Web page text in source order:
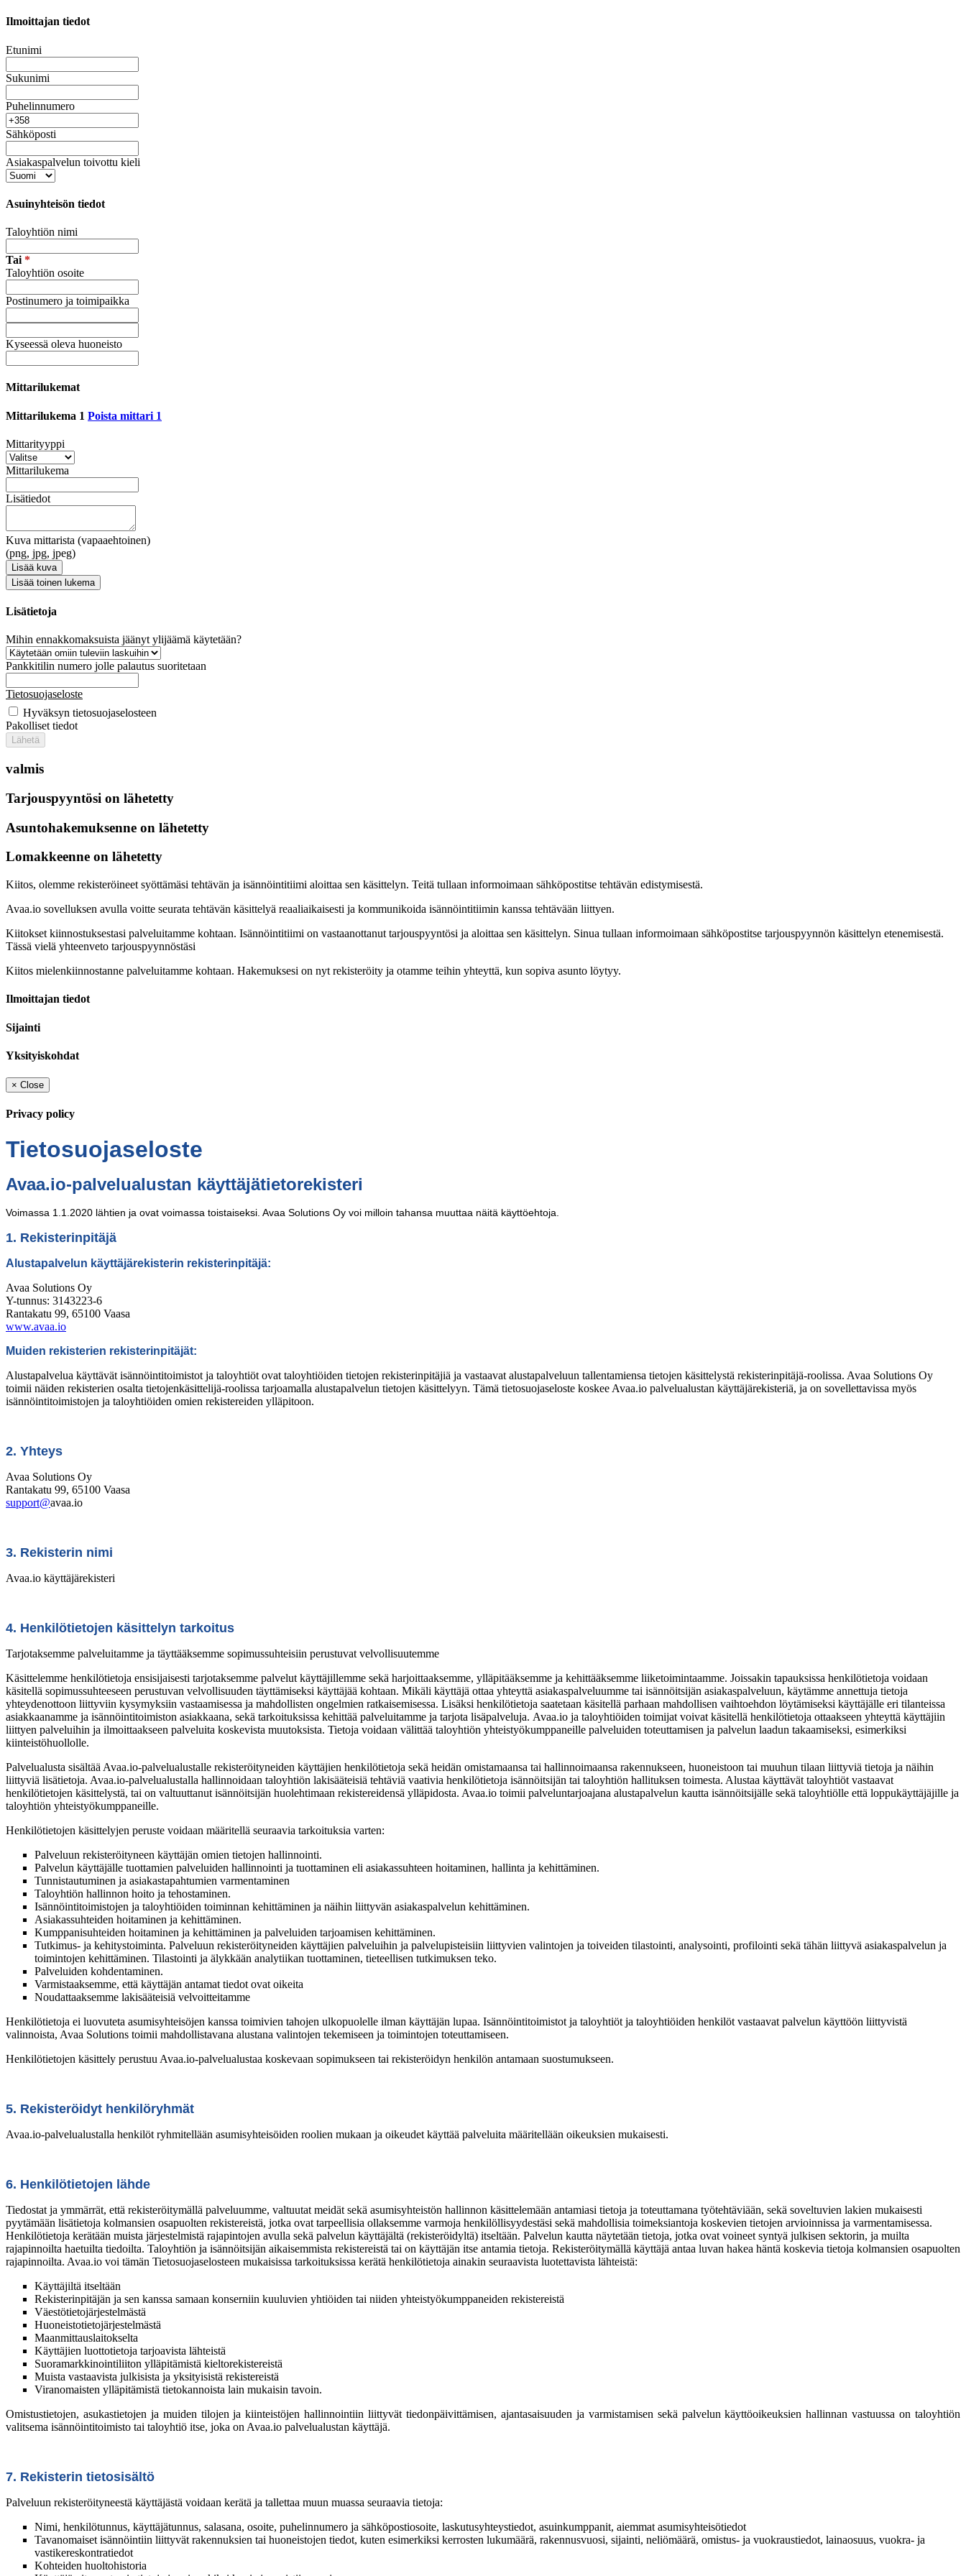
Ilmoittajan tiedot
Etunimi
Sukunimi
Puhelinnumero
Sähköposti
Asiakaspalvelun toivottu kieli
Asuinyhteisön tiedot
Taloyhtiön nimi
Tai *
Taloyhtiön osoite
Postinumero ja toimipaikka
Kyseessä oleva huoneisto
Mittarilukemat
Mittarilukema 1 Poista mittari 1
Mittarityyppi
Mittarilukema
Lisätiedot
Kuva mittarista (vapaaehtoinen)
(png, jpg, jpeg)
Lisää kuva
Lisää toinen lukema
Lisätietoja
Mihin ennakkomaksuista jäänyt ylijäämä käytetään?
Pankkitilin numero jolle palautus suoritetaan
Tietosuojaseloste
Hyväksyn tietosuojaselosteen
Pakolliset tiedot
Lähetä
valmis
Tarjouspyyntösi on lähetetty
Asuntohakemuksenne on lähetetty
Lomakkeenne on lähetetty
Kiitos, olemme rekisteröineet syöttämäsi tehtävän ja isännöintitiimi aloittaa sen käsittelyn. Teitä tullaan informoimaan sähköpostitse tehtävän edistymisestä.
Avaa.io sovelluksen avulla voitte seurata tehtävän käsittelyä reaaliaikaisesti ja kommunikoida isännöintitiimin kanssa tehtävään liittyen.
Kiitokset kiinnostuksestasi palveluitamme kohtaan. Isännöintitiimi on vastaanottanut tarjouspyyntösi ja aloittaa sen käsittelyn. Sinua tullaan informoimaan sähköpostitse tarjouspyynnön käsittelyn etenemisestä.
Tässä vielä yhteenveto tarjouspyynnöstäsi
Kiitos mielenkiinnostanne palveluitamme kohtaan. Hakemuksesi on nyt rekisteröity ja otamme teihin yhteyttä, kun sopiva asunto löytyy.
Ilmoittajan tiedot
Sijainti
Yksityiskohdat
× Close
Privacy policy
Tietosuojaseloste
Avaa.io-palvelualustan käyttäjätietorekisteri
Voimassa 1.1.2020 lähtien ja ovat voimassa toistaiseksi. Avaa Solutions Oy voi milloin tahansa muuttaa näitä käyttöehtoja.
1. Rekisterinpitäjä
Alustapalvelun käyttäjärekisterin rekisterinpitäjä:
Avaa Solutions Oy
Y-tunnus: 3143223-6
Rantakatu 99, 65100 Vaasa
www.avaa.io
Muiden rekisterien rekisterinpitäjät:
Alustapalvelua käyttävät isännöintitoimistot ja taloyhtiöt ovat taloyhtiöiden tietojen rekisterinpitäjiä ja vastaavat alustapalveluun tallentamiensa tietojen käsittelystä rekisterinpitäjä-roolissa. Avaa Solutions Oy
toimii näiden rekisterien osalta tietojenkäsittelijä-roolissa tarjoamalla alustapalvelun tietojen käsittelyyn. Tämä tietosuojaseloste koskee Avaa.io palvelualustan käyttäjärekisteriä, ja on sovellettavissa myös
isännöintitoimistojen ja taloyhtiöiden omien rekistereiden ylläpitoon.
2. Yhteys
Avaa Solutions Oy
Rantakatu 99, 65100 Vaasa
support@avaa.io
3. Rekisterin nimi
Avaa.io käyttäjärekisteri
4. Henkilötietojen käsittelyn tarkoitus
Tarjotaksemme palveluitamme ja täyttääksemme sopimussuhteisiin perustuvat velvollisuutemme
Käsittelemme henkilötietoja ensisijaisesti tarjotaksemme palvelut käyttäjillemme sekä harjoittaaksemme, ylläpitääksemme ja kehittääksemme liiketoimintaamme. Joissakin tapauksissa henkilötietoja voidaan
käsitellä sopimussuhteeseen perustuvan velvollisuuden täyttämiseksi käyttäjää kohtaan. Mikäli käyttäjä ottaa yhteyttä asiakaspalveluumme tai isännöitsijän asiakaspalveluun, käytämme annettuja tietoja
yhteydenottoon liittyviin kysymyksiin vastaamisessa ja mahdollisten ongelmien ratkaisemisessa. Lisäksi henkilötietoja saatetaan käsitellä parhaan mahdollisen vaihtoehdon löytämiseksi käyttäjälle eri tilanteissa
asiakkaanamme ja isännöintitoimiston asiakkaana, sekä tarkoituksissa kehittää palveluitamme ja tarjota lisäpalveluja. Avaa.io ja taloyhtiöiden toimijat voivat käsitellä henkilötietoja ottaakseen yhteyttä käyttäjiin
liittyen palveluihin ja ilmoittaakseen palveluita koskevista muutoksista. Tietoja voidaan välittää taloyhtiön yhteistyökumppaneille palveluiden toteuttamisen ja palvelun laadun takaamiseksi, esimerkiksi
kiinteistöhuollolle.
Palvelualusta sisältää Avaa.io-palvelualustalle rekisteröityneiden käyttäjien henkilötietoja sekä heidän omistamaansa tai hallinnoimaansa rakennukseen, huoneistoon tai muuhun tilaan liittyviä tietoja ja näihin
liittyviä lisätietoja. Avaa.io-palvelualustalla hallinnoidaan taloyhtiön lakisääteisiä tehtäviä vaativia henkilötietoja isännöitsijän tai taloyhtiön hallituksen toimesta. Alustaa käyttävät taloyhtiöt vastaavat
henkilötietojen käsittelystä, tai on valtuuttanut isännöitsijän huolehtimaan rekistereidensä ylläpidosta. Avaa.io toimii palveluntarjoajana alustapalvelun kautta isännöitsijälle sekä taloyhtiölle että loppukäyttäjäjille ja
taloyhtiön yhteistyökumppaneille.
Henkilötietojen käsittelyjen peruste voidaan määritellä seuraavia tarkoituksia varten:
Palveluun rekisteröityneen käyttäjän omien tietojen hallinnointi.
Palvelun käyttäjälle tuottamien palveluiden hallinnointi ja tuottaminen eli asiakassuhteen hoitaminen, hallinta ja kehittäminen.
Tunnistautuminen ja asiakastapahtumien varmentaminen
Taloyhtiön hallinnon hoito ja tehostaminen.
Isännöintitoimistojen ja taloyhtiöiden toiminnan kehittäminen ja näihin liittyvän asiakaspalvelun kehittäminen.
Asiakassuhteiden hoitaminen ja kehittäminen.
Kumppanisuhteiden hoitaminen ja kehittäminen ja palveluiden tarjoamisen kehittäminen.
Tutkimus- ja kehitystoiminta. Palveluun rekisteröityneiden käyttäjien palveluihin ja palvelupisteisiin liittyvien valintojen ja toiveiden tilastointi, analysointi, profilointi sekä tähän liittyvä asiakaspalvelun ja
toimintojen kehittäminen. Tilastointi ja älykkään analytiikan tuottaminen, tieteellisen tutkimuksen teko.
Palveluiden kohdentaminen.
Varmistaaksemme, että käyttäjän antamat tiedot ovat oikeita
Noudattaaksemme lakisääteisiä velvoitteitamme
Henkilötietoja ei luovuteta asumisyhteisöjen kanssa toimivien tahojen ulkopuolelle ilman käyttäjän lupaa. Isännöintitoimistot ja taloyhtiöt ja taloyhtiöiden henkilöt vastaavat palvelun käyttöön liittyvistä
valinnoista, Avaa Solutions toimii mahdollistavana alustana valintojen tekemiseen ja toimintojen toteuttamiseen.
Henkilötietojen käsittely perustuu Avaa.io-palvelualustaa koskevaan sopimukseen tai rekisteröidyn henkilön antamaan suostumukseen.
5. Rekisteröidyt henkilöryhmät
Avaa.io-palvelualustalla henkilöt ryhmitellään asumisyhteisöiden roolien mukaan ja oikeudet käyttää palveluita määritellään oikeuksien mukaisesti.
6. Henkilötietojen lähde
Tiedostat ja ymmärrät, että rekisteröitymällä palveluumme, valtuutat meidät sekä asumisyhteistön hallinnon käsittelemään antamiasi tietoja ja toteuttamana työtehtäviään, sekä soveltuvien lakien mukaisesti
pyytämään lisätietoja kolmansien osapuolten rekistereistä, jotka ovat tarpeellisia ollaksemme varmoja henkilöllisyydestäsi sekä mahdollisia toimeksiantoja koskevien tietojen arvioinnissa ja varmentamisessa.
Henkilötietoja kerätään muista järjestelmistä rajapintojen avulla sekä palvelun käyttäjältä (rekisteröidyltä) itseltään. Palvelun kautta näytetään tietoja, jotka ovat voineet syntyä julkisen sektorin, ja muilta
rajapinnoilta haetuilta tiedoilta. Taloyhtiön ja isännöitsijän aikaisemmista rekistereistä tai on käyttäjän itse antamia tietoja. Rekisteröitymällä käyttäjä antaa luvan hakea häntä koskevia tietoja kolmansien osapuolten
rajapinnoilta. Avaa.io voi tämän Tietosuojaselosteen mukaisissa tarkoituksissa kerätä henkilötietoja ainakin seuraavista luotettavista lähteistä:
Käyttäjiltä itseltään
Rekisterinpitäjän ja sen kanssa samaan konserniin kuuluvien yhtiöiden tai niiden yhteistyökumppaneiden rekistereistä
Väestötietojärjestelmästä
Huoneistotietojärjestelmästä
Maanmittauslaitokselta
Käyttäjien luottotietoja tarjoavista lähteistä
Suoramarkkinointiliiton ylläpitämistä kieltorekistereistä
Muista vastaavista julkisista ja yksityisistä rekistereistä
Viranomaisten ylläpitämistä tietokannoista lain mukaisin tavoin.
Omistustietojen, asukastietojen ja muiden tilojen ja kiinteistöjen hallinnointiin liittyvät tiedonpäivittämisen, ajantasaisuuden ja varmistamisen sekä palvelun käyttöoikeuksien hallinnan vastuussa on taloyhtiön
valitsema isännöintitoimisto tai taloyhtiö itse, joka on Avaa.io palvelualustan käyttäjä.
7. Rekisterin tietosisältö
Palveluun rekisteröityneestä käyttäjästä voidaan kerätä ja tallettaa muun muassa seuraavia tietoja:
Nimi, henkilötunnus, käyttäjätunnus, salasana, osoite, puhelinnumero ja sähköpostiosoite, laskutusyhteystiedot, asuinkumppanit, aiemmat asumisyhteisötiedot
Tavanomaiset isännöintiin liittyvät rakennuksien tai huoneistojen tiedot, kuten esimerkiksi kerrosten lukumäärä, rakennusvuosi, sijainti, neliömäärä, omistus- ja vuokraustiedot, lainaosuus, vuokra- ja
vastikereskontratiedot
Kohteiden huoltohistoria